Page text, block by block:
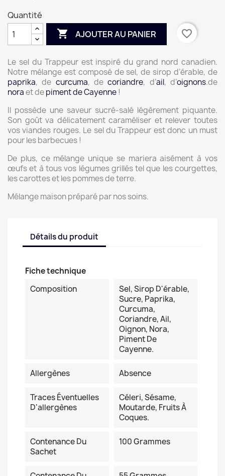
Quantité
 AJOUTER AU PANIER favorite_border
Le sel du Trappeur est inspiré du grand nord canadien.
Notre mélange est composé de sel, de sirop d’érable, de
paprika, de curcuma, decoriandre, d’ail, d’oignons.de
noraet depiment de Cayenne !
Il possède une saveur sucré-salé légèrement piquante.
Son goût va délicatement caraméliser et relever toutes
vos viandes rouges. Le sel du Trappeur est donc un must
pour les barbecues !
De plus, ce mélange unique se mariera aisément à vos
œufs et à tous vos légumes grillés tel que les courgettes,
les carottes et les pommes de terre.
Mélange maison préparé par nos soins.
Détails du produit
Fiche technique
Composition
Sel, Sirop D'érable,
Sucre, Paprika,
Curcuma,
Coriandre, Ail,
Oignon, Nora,
Piment De
Cayenne.
Allergènes Absence
Traces Éventuelles
D'allergènes
Céleri, Sésame,
Moutarde, Fruits À
Coques.
Contenance Du
Sachet
100 Grammes